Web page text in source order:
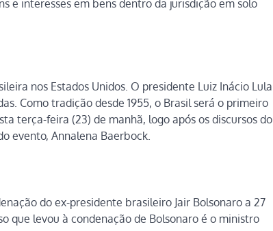
e interesses em bens dentro da jurisdição em solo
nos Estados Unidos. O presidente Luiz Inácio Lula
Como tradição desde 1955, o Brasil será o primeiro
terça-feira (23) de manhã, logo após os discursos do
evento, Annalena Baerbock.
do ex-presidente brasileiro Jair Bolsonaro a 27
que levou à condenação de Bolsonaro é o ministro